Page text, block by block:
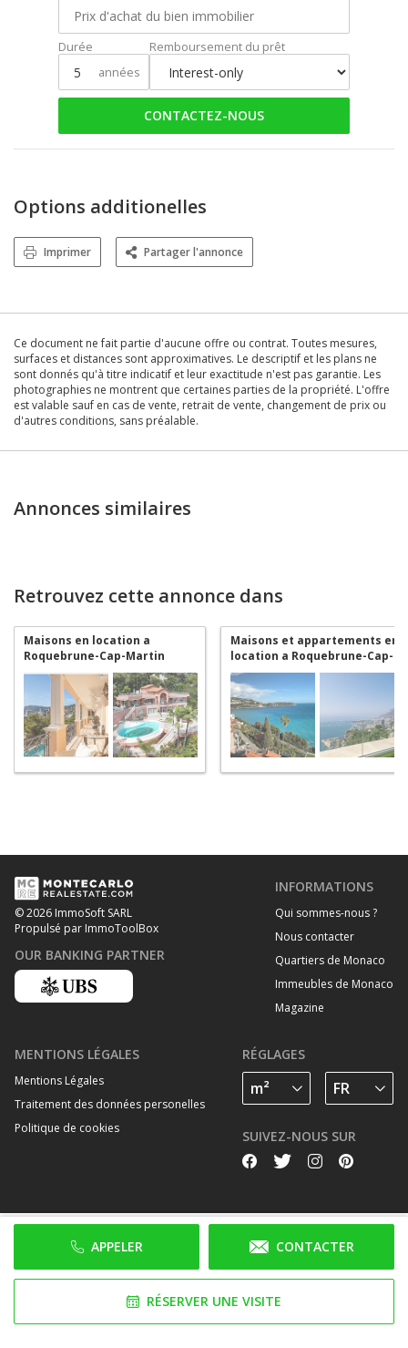
Durée
années
Remboursement du prêt
CONTACTEZ-NOUS
APPELER CONTACTER
RÉSERVER UNE VISITE
Options additionelles
Imprimer Partager l'annonce
Ce document ne fait partie d'aucune offre ou contrat. Toutes mesures,
surfaces et distances sont approximatives. Le descriptif et les plans ne
sont donnés qu'à titre indicatif et leur exactitude n'est pas garantie. Les
photographies ne montrent que certaines parties de la propriété. L'offre
est valable sauf en cas de vente, retrait de vente, changement de prix ou
d'autres conditions, sans préalable.
Annonces similaires
Retrouvez cette annonce dans
Maisons en location a
Roquebrune-Cap-Martin
Maisons et appartements en
location a Roquebrune-Cap-
Martin
© 2026 ImmoSoft SARL
Propulsé par ImmoToolBox
OUR BANKING PARTNER
INFORMATIONS
Qui sommes-nous ?
Nous contacter
Quartiers de Monaco
Immeubles de Monaco
Magazine
MENTIONS LÉGALES
Mentions Légales
Traitement des données personelles
Politique de cookies
RÉGLAGES
SUIVEZ-NOUS SUR